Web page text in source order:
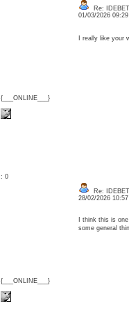
{___ONLINE___}
Re: IDEBET
01/03/2026
I really like
: 0
{___ONLINE___}
Re: IDEBET
28/02/2026
I think this is
some general